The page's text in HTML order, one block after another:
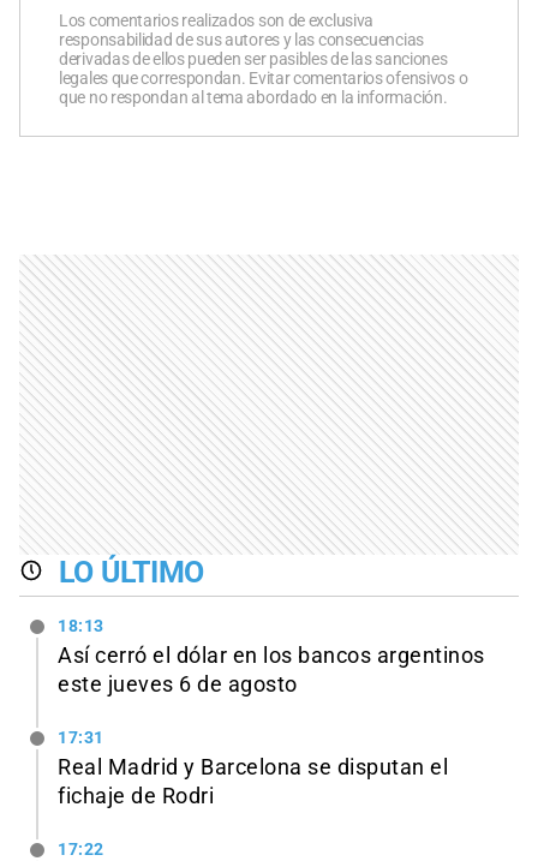
Los comentarios realizados son de exclusiva
responsabilidad de sus autores y las consecuencias
derivadas de ellos pueden ser pasibles de las sanciones
legales que correspondan. Evitar comentarios ofensivos o
que no respondan al tema abordado en la información.
LO ÚLTIMO
18:13
Así cerró el dólar en los bancos argentinos
este jueves 6 de agosto
17:31
Real Madrid y Barcelona se disputan el
fichaje de Rodri
17:22